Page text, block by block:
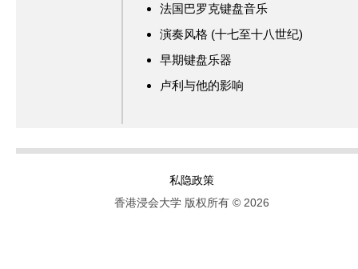
法国巴罗克键盘音乐
演奏风格 (十七至十八世纪)
早期键盘乐器
卢利与他的影响
私隐政策
香港浸会大学 版权所有 © 2026